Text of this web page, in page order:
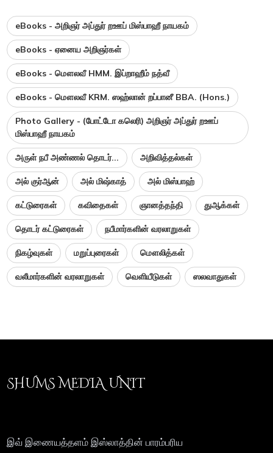
eBooks - அறிஞர் அப்துர் றஊப் மிஸ்பாஹீ நாயகம்
eBooks - ஏனைய அறிஞர்கள்
eBooks - மௌலவீ HMM. இப்றாஹீம் நத்வீ
eBooks - மௌலவீ KRM. ஸஹ்லான் றப்பானீ BBA. (Hons.)
Photo Gallery - (போட்டோ கலெரி) அறிஞர் அப்துர் றஊப்
மிஸ்பாஹீ நாயகம்
அருள் நபீ அண்ணல் தொடர்... அறிவித்தல்கள்
அல் குர்ஆன் அல் மிஷ்காத் அல் மிஸ்பாஹ்
கட்டுரைகள் கவிதைகள் ஞானத்தந்தி துஆக்கள்
தொடர் கட்டுரைகள் நபீமார்களின் வரலாறுகள்
நிகழ்வுகள் மறுப்புரைகள் மௌலித்கள்
வலீமார்களின் வரலாறுகள் வெளியீடுகள் ஸலவாதுகள்
SHUMS MEDIA UNIT
இவ் இணையத்தளம் இஸ்லாத்தின் பாரம்பரிய